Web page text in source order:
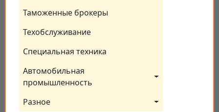
Таможенные брокеры
Техобслуживание
Специальная техника
Автомобильная
промышленность
Разное